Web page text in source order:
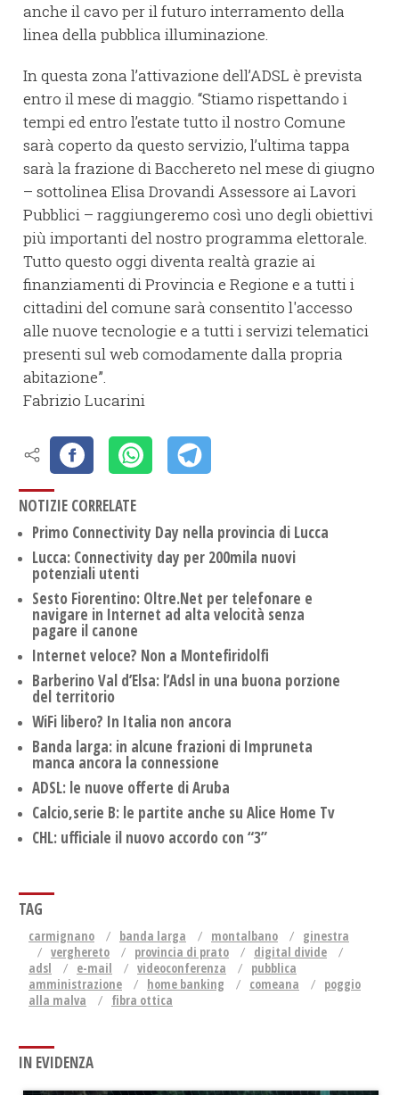
anche il cavo per il futuro interramento della
linea della pubblica illuminazione.
In questa zona l’attivazione dell’ADSL è prevista
entro il mese di maggio. “Stiamo rispettando i
tempi ed entro l’estate tutto il nostro Comune
sarà coperto da questo servizio, l’ultima tappa
sarà la frazione di Bacchereto nel mese di giugno
– sottolinea Elisa Drovandi Assessore ai Lavori
Pubblici – raggiungeremo così uno degli obiettivi
più importanti del nostro programma elettorale.
Tutto questo oggi diventa realtà grazie ai
finanziamenti di Provincia e Regione e a tutti i
cittadini del comune sarà consentito l'accesso
alle nuove tecnologie e a tutti i servizi telematici
presenti sul web comodamente dalla propria
abitazione”.
Fabrizio Lucarini
NOTIZIE CORRELATE
Primo Connectivity Day nella provincia di Lucca
Lucca: Connectivity day per 200mila nuovi
potenziali utenti
Sesto Fiorentino: Oltre.Net per telefonare e
navigare in Internet ad alta velocità senza
pagare il canone
Internet veloce? Non a Montefiridolfi
Barberino Val d’Elsa: l’Adsl in una buona porzione
del territorio
WiFi libero? In Italia non ancora
Banda larga: in alcune frazioni di Impruneta
manca ancora la connessione
ADSL: le nuove offerte di Aruba
Calcio,serie B: le partite anche su Alice Home Tv
CHL: ufficiale il nuovo accordo con “3”
TAG
carmignano banda larga montalbano
ginestra
verghereto
provincia di prato
digital divide
adsl
e-mail videoconferenza
pubblica
amministrazione
home banking comeana
poggio
alla malva
fibra ottica
IN EVIDENZA